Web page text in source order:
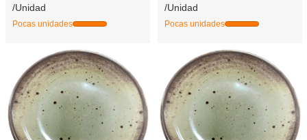
/Unidad
Pocas unidades
/Unidad
Pocas unidades